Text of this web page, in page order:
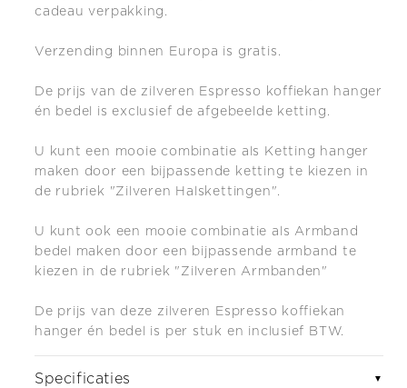
cadeau verpakking.
Verzending binnen Europa is gratis.
De prijs van de zilveren Espresso koffiekan hanger
én bedel is exclusief de afgebeelde ketting.
U kunt een mooie combinatie als Ketting hanger
maken door een bijpassende ketting te kiezen in
de rubriek "Zilveren Halskettingen".
U kunt ook een mooie combinatie als Armband
bedel maken do or een bijpassende armband te
kiezen in de rubriek "Zilveren Armbanden"
De prijs van deze zilveren Espresso koffiekan
hanger én bedel is per stuk en inclusief BTW.
Specificaties ▼